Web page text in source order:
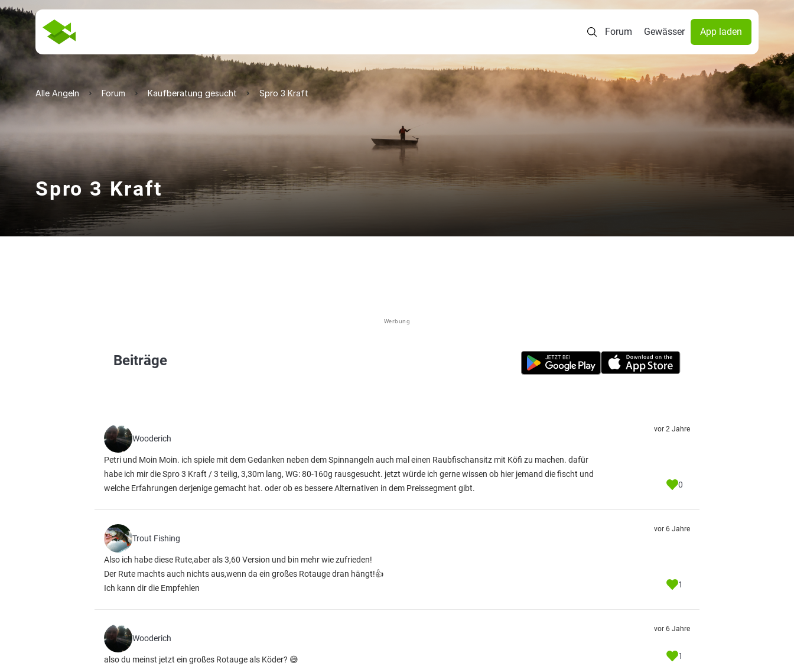
Forum Gewässer App laden
Alle Angeln Forum Kaufberatung gesucht Spro 3 Kraft
Spro 3 Kraft
Werbung
Beiträge
Wooderich
Petri und Moin Moin. ich spiele mit dem Gedanken neben dem Spinnangeln auch mal einen Raubfischansitz mit Köfi zu machen. dafür
habe ich mir die Spro 3 Kraft / 3 teilig, 3,30m lang, WG: 80-160g rausgesucht. jetzt würde ich gerne wissen ob hier jemand die fischt und
welche Erfahrungen derjenige gemacht hat. oder ob es bessere Alternativen in dem Preissegment gibt.
vor 2 Jahre
0
Trout Fishing
Also ich habe diese Rute,aber als 3,60 Version und bin mehr wie zufrieden!
Der Rute machts auch nichts aus,wenn da ein großes Rotauge dran hängt!👍
Ich kann dir die Empfehlen
vor 6 Jahre
1
Wooderich
also du meinst jetzt ein großes Rotauge als Köder? 😅
vor 6 Jahre
1